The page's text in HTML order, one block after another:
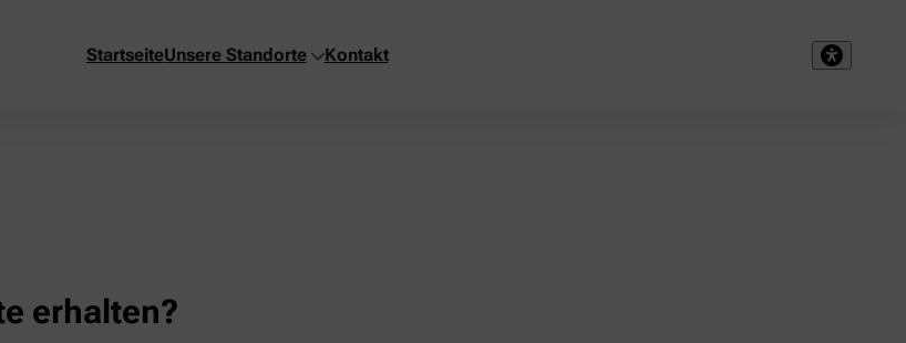
StartseiteUnsere Standorte Kontakt
erhalten?